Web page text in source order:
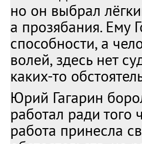
но он выбрал
а прозябания. Ему
способности, а
волей, здесь нет
каких-то
Юрий Гагарин
работал ради того
работа принесла